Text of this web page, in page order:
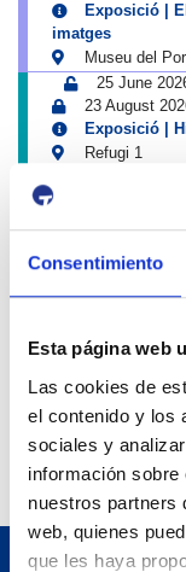
Consentimiento
Esta página web
Las cookies de
el contenido y los
sociales y
información sobre
nuestros partners
web, quienes
que les haya
Exposició |
imatges
Museu del
25 June
23 August
Exposició |
Refugi 1
25 June 2026
23 August
Refugi 1
7 October
Inscripcions
El Teatret